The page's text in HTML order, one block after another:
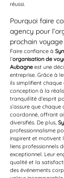
réussi.
Pourquoi faire
agency pour
prochain
Faire confiance à
l’organisation de
Aubagne est une
entreprise. Grâce à
ils simplifient
conception à la
tranquillité d’esprit
s’assure que
coordonné, offrant
diversifiés. De plus,
professionnalisme
inspirent et motivent
liens professionnels
exceptionnel. Leur
qualité et la
des événements